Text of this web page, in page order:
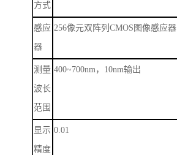
方式
感应
器
256像元双阵列CMOS 图像感应器
测量
波长
范围
400~700nm， 10nm输出
显示
精度
0.01